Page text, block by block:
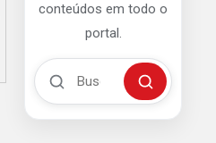
conteúdos em todo o
portal.
Buscar no Mengão 360
Buscar